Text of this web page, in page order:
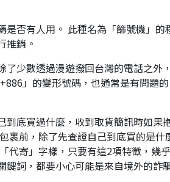
否有人用。 此種名為「篩號機」
推銷。
少數透過漫遊撥回台灣的電話之外
」的變形號碼，也通常是有問題
底買過什麼，收到取貨簡訊時如果
前，除了先查證自己到底買的是
寄」字樣，只要有這2項特徵，幾
詞，都要小心可能是來自境外的詐